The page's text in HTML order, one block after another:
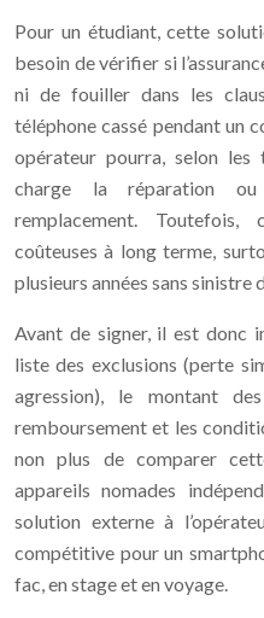
Pour un étudiant, cette
besoin de vérifier si
ni de fouiller dans les
téléphone cassé pendant un
opérateur pourra, selon les
charge la réparation
remplacement.
coûteuses à long terme,
plusieurs années sans sinistre
Avant de signer, il est donc
liste des exclusions (perte
agression), le montant
remboursement et les
non plus de comparer
appareils nomades
solution externe à
compétitive pour un
fac, en stage et en voyage.